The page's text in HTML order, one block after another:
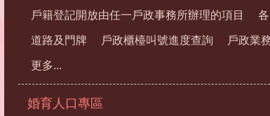
戶籍登記開放由任一戶政事務所辦理的項目
道路及門牌 戶政櫃檯叫號進度查詢 戶政業
更多...
婚育人口專區